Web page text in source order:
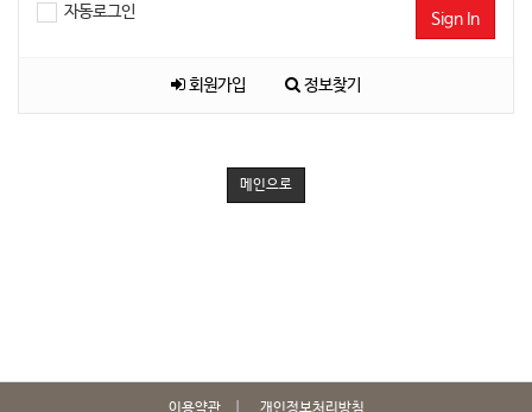
자동로그인 Sign In
회원가입 정보찾기
메인으로
이용약관 개인정보처리방침